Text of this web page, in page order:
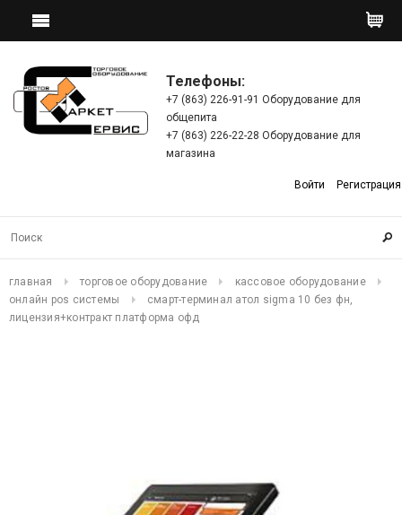
Телефоны:
+7 (863) 226-91-91 Оборудование для
общепита
+7 (863) 226-22-28 Оборудование для
магазина
Войти Регистрация
главная торговое оборудование
кассовое оборудование
онлайн pos системы
смарт-терминал атол sigma 10 без фн,
лицензия+контракт платформа офд